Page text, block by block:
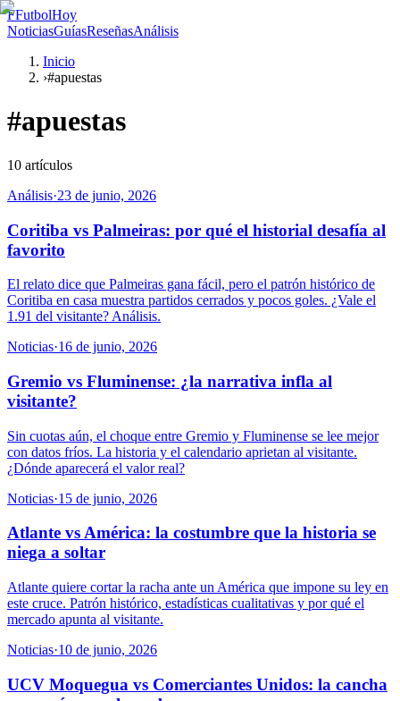
FFutbolHoy
NoticiasGuíasReseñasAnálisis
Inicio
›#apuestas
#apuestas
10 artículos
Análisis·23 de junio, 2026
Coritiba vs Palmeiras: por qué el historial desafía al
favorito
El relato dice que Palmeiras gana fácil, pero el patrón histórico de
Coritiba en casa muestra partidos cerrados y pocos goles. ¿Vale el
1.91 del visitante? Análisis.
Noticias·16 de junio, 2026
Gremio vs Fluminense: ¿la narrativa infla al
visitante?
Sin cuotas aún, el choque entre Gremio y Fluminense se lee mejor
con datos fríos. La historia y el calendario aprietan al visitante.
¿Dónde aparecerá el valor real?
Noticias·15 de junio, 2026
Atlante vs América: la costumbre que la historia se
niega a soltar
Atlante quiere cortar la racha ante un América que impone su ley en
este cruce. Patrón histórico, estadísticas cualitativas y por qué el
mercado apunta al visitante.
Noticias·10 de junio, 2026
UCV Moquegua vs Comerciantes Unidos: la cancha